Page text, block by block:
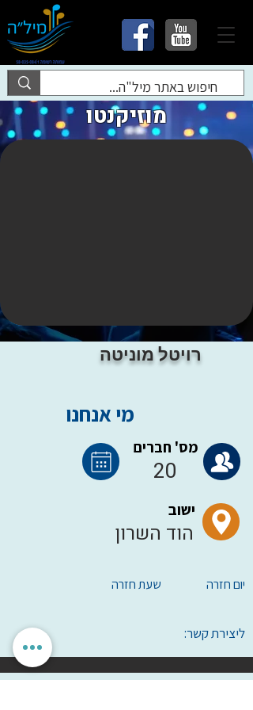
מוזיקנטו
רויטל מוניטה
מי אנחנו
מס' חברים
20
ישוב
הוד השרון
שעת חזרה יום חזרה
ליצירת קשר: